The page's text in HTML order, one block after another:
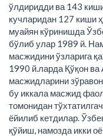
ўлдиридди ва 143
кучларидан 127 киши
муайян кўринишда
бўлиб улар 1989 й.
масжидини ўзларига
1990 й.ларда Қўқон
масжидларини
бу иккала масжид
томонидан
ёйилиб кетдилар.
қўйиш, намозда икки